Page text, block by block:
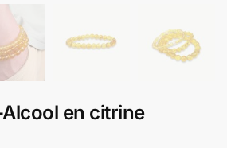
en citrine